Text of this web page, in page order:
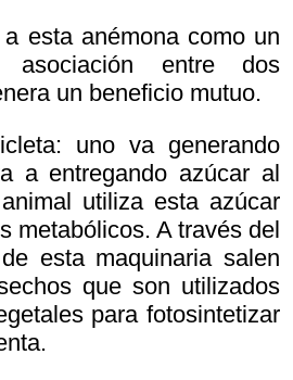
esta anémona como un
asociación entre dos
un beneficio mutuo.
uno va generando
a entregando azúcar al
utiliza esta azúcar
metabólicos. A través del
esta maquinaria salen
que son utilizados
para fotosintetizar